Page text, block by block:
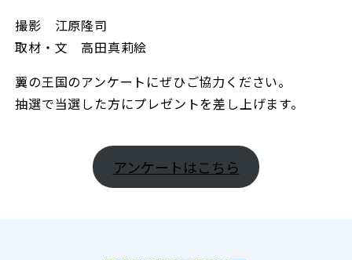
撮影 江原隆司
取材・文 高田真莉絵
翼の王国のアンケートにぜひご協力ください。
抽選で当選した方にプレゼントを差し上げます。
アンケートはこちら